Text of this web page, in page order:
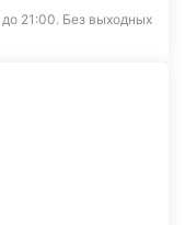
21:00. Без выходных